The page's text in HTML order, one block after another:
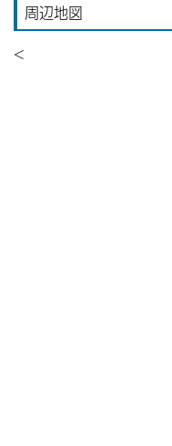
周辺地図
<